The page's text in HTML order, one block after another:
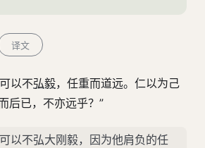
译文
以不弘毅，任重而道远。仁以为己
后已，不亦远乎？”
以不弘大刚毅，因为他肩负的任